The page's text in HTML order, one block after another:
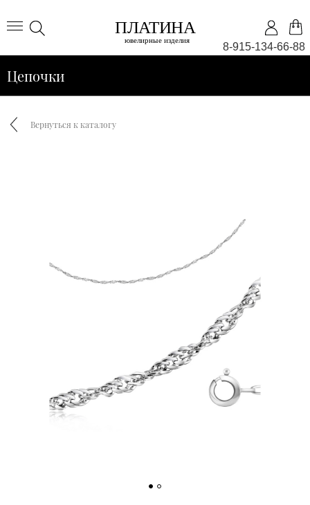
8-915-134-66-88
Цепочки
Вернуться к каталогу